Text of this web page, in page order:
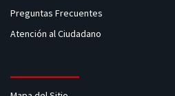
Preguntas Frecuentes
Atención al Ciudadano